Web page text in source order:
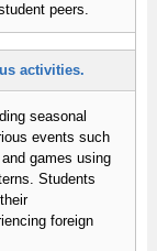
peers.
activities.
seasonal
events such
games using
Students
foreign